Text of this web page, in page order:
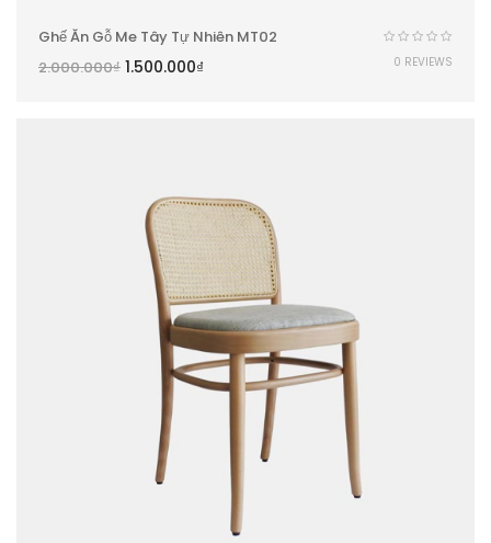
Ghế Ăn Gỗ Me Tây Tự Nhiên MT02
2.000.000₫ 1.500.000₫ 0 REVIEWS